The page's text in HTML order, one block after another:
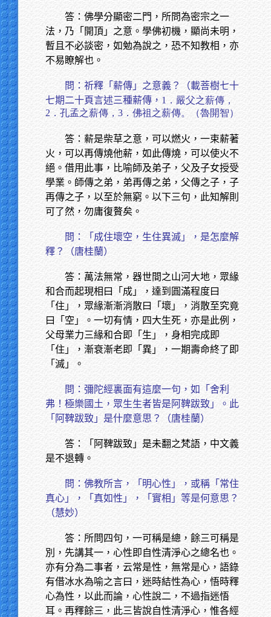
答：佛學分顯密二門，所問為密宗之一
法，乃「開頂」之意。學佛初機，顯尚未明，
暫且不必談密，如勉為說之，恐不知教相，亦
不易瞭解也。
問：祈釋「薪傳」之意義？（載菩樹七十
七期二十頁言述三種薪傳， 1．嚴父之薪傳，
2．孔孟之薪傳，3．佛祖之薪傳。（魯開智）
答：薪是柴草之意，可以燃火，一束薪著
火，可以再傳燒他薪，如此傳燒，可以使火不
絕。借用此事，比喻師及弟子，父及子女授受
學業。師傳之弟，弟再傳之弟，父傳之子，子
再傳之子，以至於無窮。以下三句，此知解則
可了然，勿庸復贅矣。
問：「成住壞空，生住異滅」，是怎麼解
釋？（唐桂蘭）
答：萬法無常，器世間之山河大地，眾緣
和合而起現相曰「成」，達到圓滿程度曰
「住」，眾緣漸漸消散曰「壞」，消散至究竟
曰「空」。一切有情，四大生死，亦是此例，
父母業力三緣和合即「生」，身相完成即
「住」，漸衰漸老即「異」，一期壽命終了即
「滅」。
問：彌陀經裏面有這麼一句，如「舍利
弗！極樂國土，眾生生者皆是阿鞞跋致」。此
「阿鞞跋致」是什麼意思？（唐桂蘭）
答：「阿鞞跋致」是未翻之梵語，中文義
是不退轉。
問：佛教所言，「明心性」，或稱「常住
真心」，「真如性」，「實相」等是何意思？
（慧妙）
答：所問四句，一可稱是總，餘三可稱是
別，先講其一，心性即自性清淨心之總名也。
亦有分為二事者，云常是性，無常是心，語錄
有借冰水為喻之言曰，迷時結性為心，悟時釋
心為性，以此而論，心性說二，不過指迷悟
耳。再釋餘三，此三皆說自性清淨心，惟各經